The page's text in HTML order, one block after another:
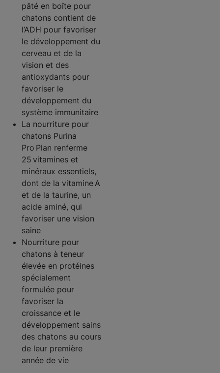
pâté en boîte pour
chatons contient de
l’ADH pour favoriser
le développement du
cerveau et de la
vision et des
antioxydants pour
favoriser le
développement du
système immunitaire
La nourriture pour
chatons Purina
Pro Plan renferme
25 vitamines et
minéraux essentiels,
dont de la vitamine A
et de la taurine, un
acide aminé, qui
favoriser une vision
saine
Nourriture pour
chatons à teneur
élevée en protéines
spécialement
formulée pour
favoriser la
croissance et le
développement sains
des chatons au cours
de leur première
année de vie